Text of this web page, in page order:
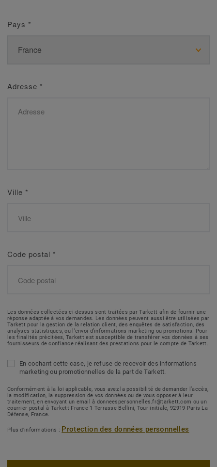
Pays *
Adresse *
Ville *
Code postal *
Les données collectées ci-dessus sont traitées par Tarkett afin de fournir une
réponse adaptée à vos demandes. Les données peuvent aussi être utilisées par
Tarkett pour la gestion de la relation client, des enquêtes de satisfaction, des
analyses statistiques, ou l’envoi d’informations marketing ou promotions. Pour
les finalités précitées, Tarkett est susceptible de transférer vos données à ses
fournisseurs de confiance réalisant des prestations pour le compte de Tarkett.
En cochant cette case, je refuse de recevoir des informations
marketing ou promotionnelles de la part de Tarkett.
Conformément à la loi applicable, vous avez la possibilité de demander l’accès,
la modification, la suppression de vos données ou de vous opposer à leur
traitement, en envoyant un email à donneespersonnelles.fr@tarkett.com ou un
courrier postal à Tarkett France 1 Terrasse Bellini, Tour initiale, 92919 Paris La
Défense, France.
Plus d'informations : Protection des données personnelles